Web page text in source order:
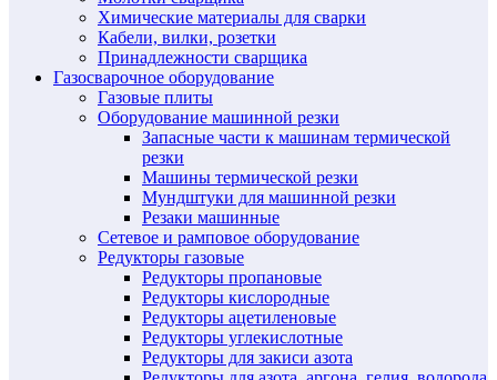
Химические материалы для сварки
Кабели, вилки, розетки
Принадлежности сварщика
Газосварочное оборудование
Газовые плиты
Оборудование машинной резки
Запасные части к машинам термической
резки
Машины термической резки
Мундштуки для машинной резки
Резаки машинные
Сетевое и рамповое оборудование
Редукторы газовые
Редукторы пропановые
Редукторы кислородные
Редукторы ацетиленовые
Редукторы углекислотные
Редукторы для закиси азота